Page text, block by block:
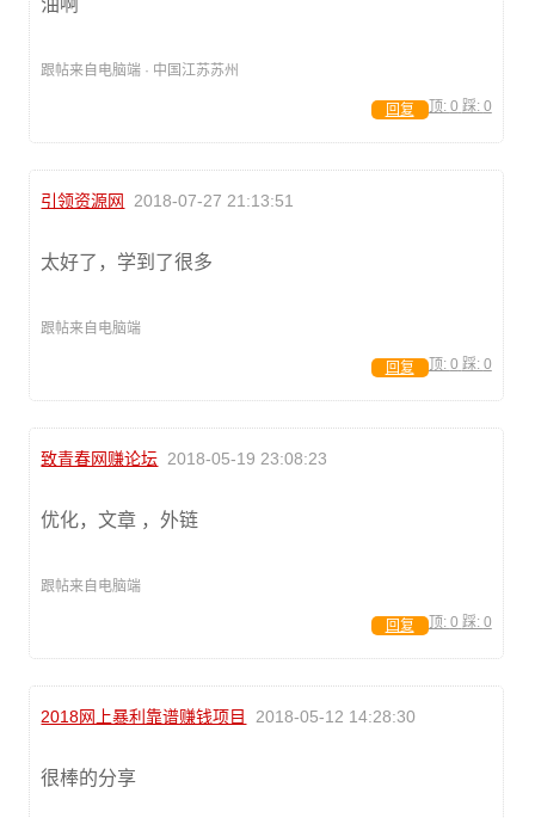
跟帖来自电脑端 · 中国江苏苏州
顶: 0 踩: 0
回复
引领资源网 2018-07-27 21:13:51
太好了，学到了很多
跟帖来自电脑端
顶: 0 踩: 0
回复
致青春网赚论坛 2018-05-19 23:08:23
优化，文章 ，外链
跟帖来自电脑端
顶: 0 踩: 0
回复
2018网上暴利靠谱赚钱项目 2018-05-12 14:28:30
很棒的分享